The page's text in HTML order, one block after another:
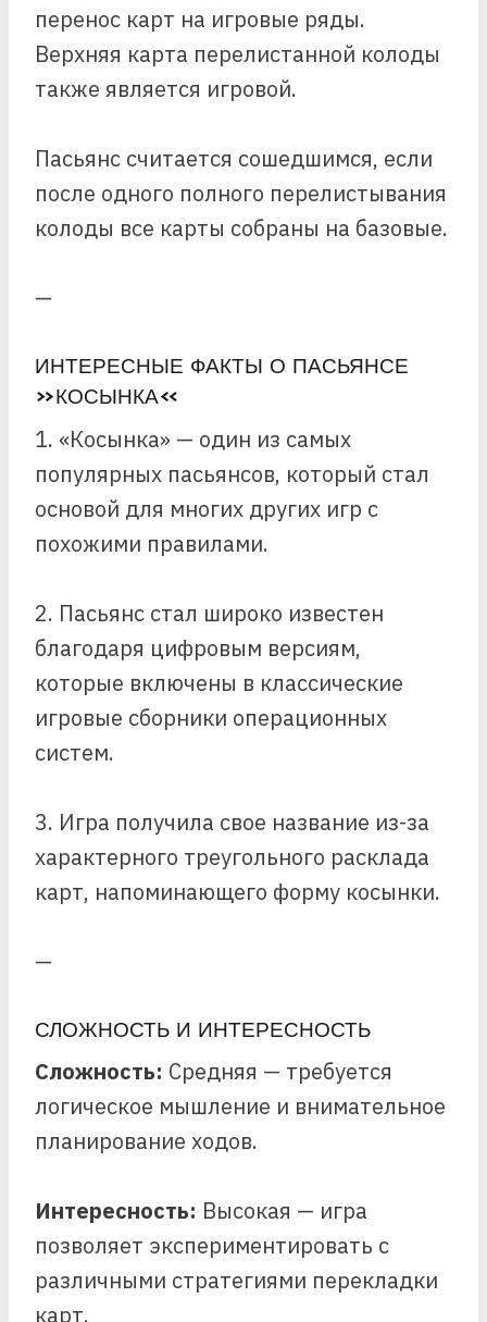
перенос карт на игровые ряды.
Верхняя карта перелистанной колоды
также является игровой.
Пасьянс считается сошедшимся, если
после одного полного перелистывания
колоды все карты собраны на базовые.
—
ИНТЕРЕСНЫЕ ФАКТЫ О ПАСЬЯНСЕ
«КОСЫНКА»
1. «Косынка» — один из самых
популярных пасьянсов, который стал
основой для многих других игр с
похожими правилами.
2. Пасьянс стал широко известен
благодаря цифровым версиям,
которые включены в классические
игровые сборники операционных
систем.
3. Игра получила свое название из-за
характерного треугольного расклада
карт, напоминающего форму косынки.
—
СЛОЖНОСТЬ И ИНТЕРЕСНОСТЬ
Сложность: Средняя — требуется
логическое мышление и внимательное
планирование ходов.
Интересность: Высокая — игра
позволяет экспериментировать с
различными стратегиями перекладки
карт.